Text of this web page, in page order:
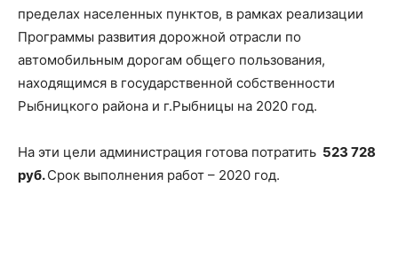
пределах населенных пунктов, в рамках реализации
Программы развития дорожной отрасли по
автомобильным дорогам общего пользования,
находящимся в государственной собственности
Рыбницкого района и г.Рыбницы на 2020 год.
На эти цели администрация готова потратить 523 728
руб.Срок выполнения работ – 2020 год.